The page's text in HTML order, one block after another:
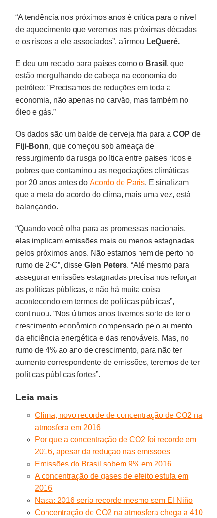
“A tendência nos próximos anos é crítica para o nível
de aquecimento que veremos nas próximas décadas
e os riscos a ele associados”, afirmou LeQueré.
E deu um recado para países como o Brasil , que
estão mergulhando de cabeça na economia do
petróleo: “Precisamos de reduções em toda a
economia, não apenas no carvão, mas também no
óleo e gás.”
Os dados são um balde de cerveja fria para aCOP de
Fiji-Bonn, que começou sob ameaça de
ressurgimento da rusga política entre países ricos e
pobres que contaminou as negociações climáticas
por 20 anos antes do Acordo de Paris. E sinalizam
que a meta do acordo do clima, mais uma vez, está
balançando.
“Quando você olha para as promessas nacionais,
elas implicam emissões mais ou menos estagnadas
pelos próximos anos. Não estamos nem de perto no
rumo de 2ºC”, disseGlen Peters. “Até mesmo para
assegurar emissões estagnadas precisamos reforçar
as políticas públicas, e não há muita coisa
acontecendo em termos de políticas públicas”,
continuou. “Nos últimos anos tivemos sorte de ter o
crescimento econômico compensado pelo aumento
da eficiência energética e das renováveis. Mas, no
rumo de 4% ao ano de crescimento, para não ter
aumento correspondente de emissões, teremos de ter
políticas públicas fortes”.
Leia mais
Clima, novo recorde de concentração de CO2 na
atmosfera em 2016
Por que a concentração de CO2 foi recorde em
2016, apesar da redução nas emissões
Emissões do Brasil sobem 9% em 2016
A concentração de gases de efeito estufa em
2016
Nasa: 2016 seria recorde mesmo sem El Niño
Concentração de CO2 na atmosfera chega a 410